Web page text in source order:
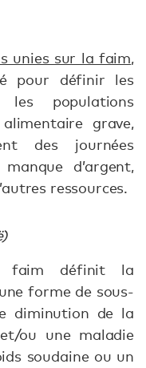
unies sur la faim,
pour définir les
les populations
grave,
des journées
d’argent,
ressources.
faim définit la
forme de sous-
diminution de la
ou une maladie
soudaine ou un